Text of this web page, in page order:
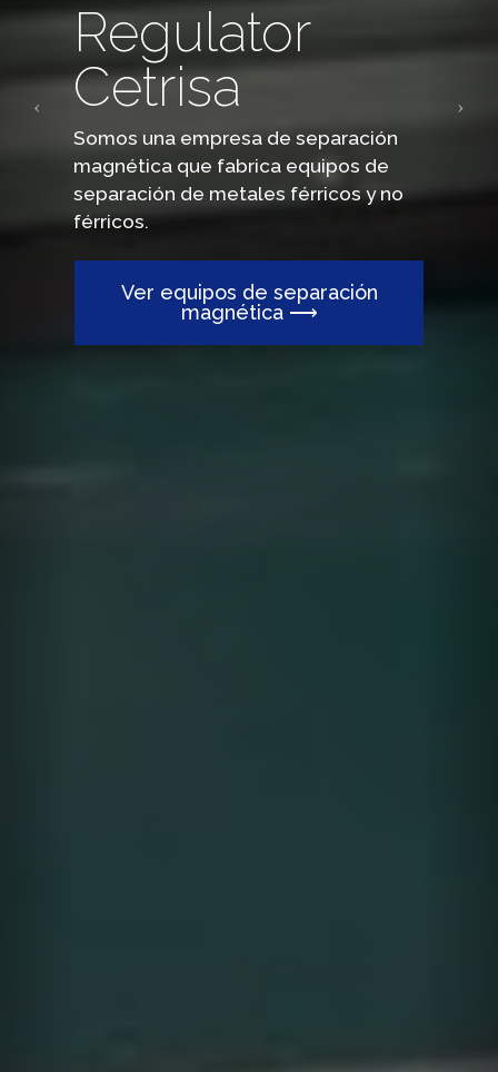
Regulator
Cetrisa
Somos una empresa de separación
magnética que fabrica equipos de
separación de metales férricos y no
férricos.
Ver equipos de separación
magnética